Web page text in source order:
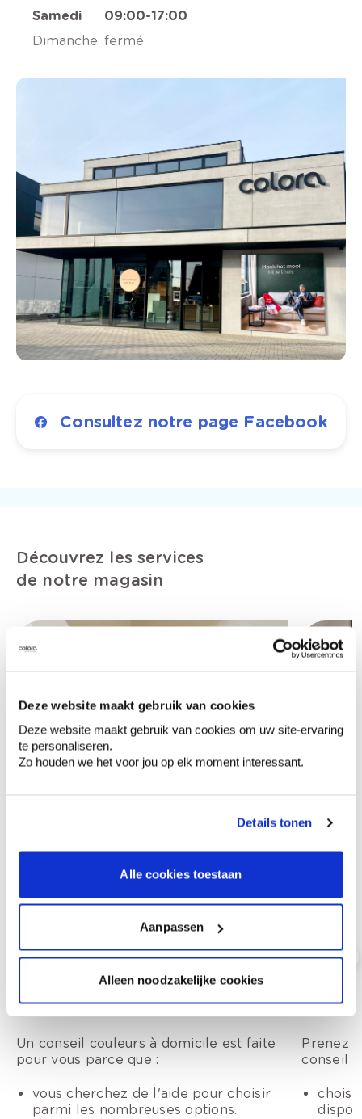
Deze website maakt gebruik van cookies
Deze website maakt gebruik van cookies om uw site-ervaring
te personaliseren.
Zo houden we het voor jou op elk moment interessant.
Details tonen
Alle cookies toestaan
Aanpassen
Alleen noodzakelijke cookies
Samedi
09:00-17:00
Dimanche fermé
Consultez notre page Facebook
Découvrez les services
de notre magasin
Conseil couleur à domicile
Un conseil couleurs à domicile est faite
pour vous parce que :
vous cherchez de l'aide pour choisir
parmi les nombreuses options.
Conseil
Prenez
conseil